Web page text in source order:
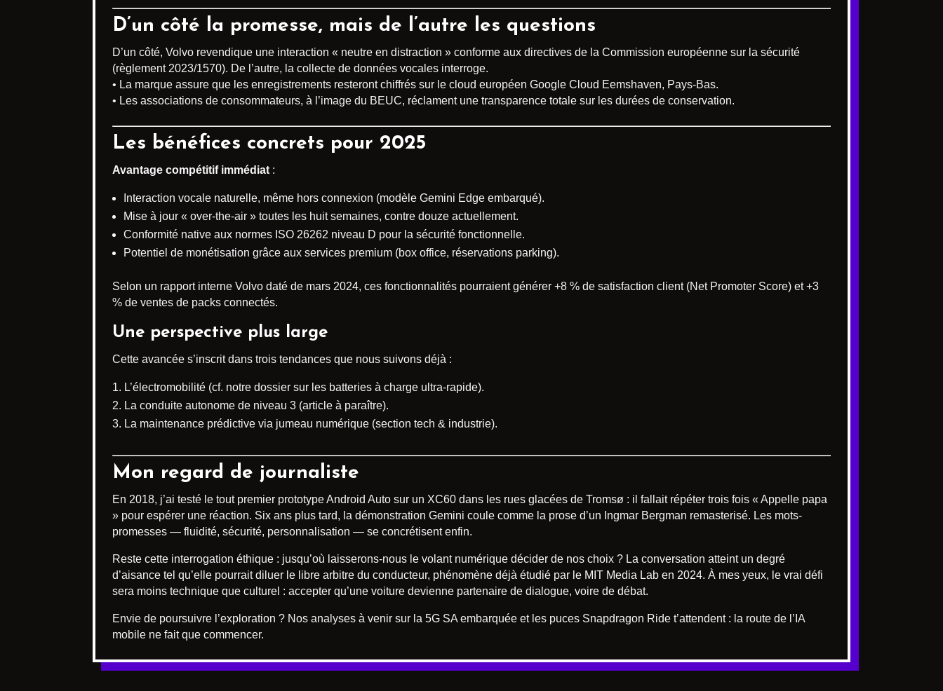
D’un côté la promesse, mais de l’autre les questions
D’un côté, Volvo revendique une interaction « neutre en distraction » conforme aux directives de la Commission européenne sur la sécurité
(règlement 2023/1570). De l’autre, la collecte de données vocales interroge.
• La marque assure que les enregistrements resteront chiffrés sur le cloud européen Google Cloud Eemshaven, Pays-Bas.
• Les associations de consommateurs, à l’image du BEUC, réclament une transparence totale sur les durées de conservation.
Les bénéfices concrets pour 2025
Avantage compétitif immédiat :
Interaction vocale naturelle, même hors connexion (modèle Gemini Edge embarqué).
Mise à jour « over-the-air » toutes les huit semaines, contre douze actuellement.
Conformité native aux normes ISO 26262 niveau D pour la sécurité fonctionnelle.
Potentiel de monétisation grâce aux services premium (box office, réservations parking).
Selon un rapport interne Volvo daté de mars 2024, ces fonctionnalités pourraient générer +8 % de satisfaction client (Net Promoter Score) et +3
% de ventes de packs connectés.
Une perspective plus large
Cette avancée s’inscrit dans trois tendances que nous suivons déjà :
L’électromobilité (cf. notre dossier sur les batteries à charge ultra-rapide).
La conduite autonome de niveau 3 (article à paraître).
La maintenance prédictive via jumeau numérique (section tech & industrie).
Mon regard de journaliste
En 2018, j’ai testé le tout premier prototype Android Auto sur un XC60 dans les rues glacées de Tromsø : il fallait répéter trois fois « Appelle papa
» pour espérer une réaction. Six ans plus tard, la démonstration Gemini coule comme la prose d’un Ingmar Bergman remasterisé. Les mots-
promesses — fluidité, sécurité, personnalisation — se concrétisent enfin.
Reste cette interrogation éthique : jusqu’où laisserons-nous le volant numérique décider de nos choix ? La conversation atteint un degré
d’aisance tel qu’elle pourrait diluer le libre arbitre du conducteur, phénomène déjà étudié par le MIT Media Lab en 2024. À mes yeux, le vrai défi
sera moins technique que culturel : accepter qu’une voiture devienne partenaire de dialogue, voire de débat.
Envie de poursuivre l’exploration ? Nos analyses à venir sur la 5G SA embarquée et les puces Snapdragon Ride t’attendent : la route de l’IA
mobile ne fait que commencer.